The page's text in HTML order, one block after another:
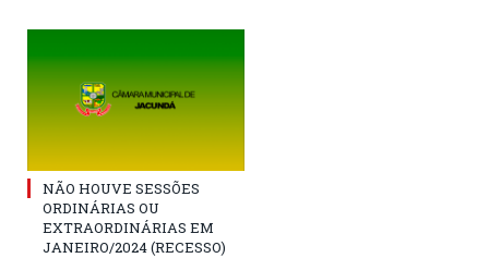
NÃO HOUVE SESSÕES
ORDINÁRIAS OU
EXTRAORDINÁRIAS EM
JANEIRO/2024 (RECESSO)